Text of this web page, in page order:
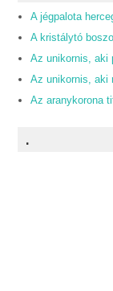
A jégpalota
A kristálytó
Az unikornis, aki
Az unikornis, aki
Az aranykorona
.